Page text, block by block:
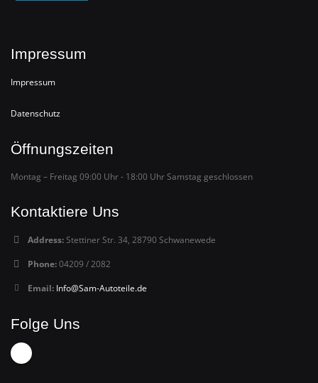
Impressum
Impressum
Datenschutz
Öffnungszeiten
Montag – Freitag 09:00 Uhr - 18:00 Uhr Samstag geschlossen
Kontaktiere Uns
Address: Stettiner Str. 34, 28790 Schwanewede
Phone:04209 / 2082
Email: Info@Sam-Autoteile.de
Folge Uns